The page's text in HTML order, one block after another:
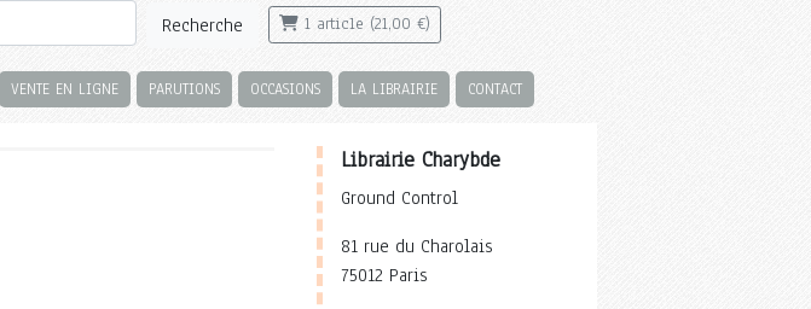
Recherche 1 article (21,00 €)
VENTE EN LIGNE PARUTIONS OCCASIONS LA LIBRAIRIE CONTACT
Librairie Charybde
Ground Control
81 rue du Charolais
75012 Paris